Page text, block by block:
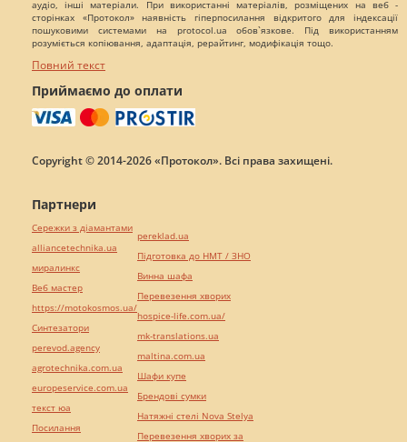
аудіо, інші матеріали. При використанні матеріалів, розміщених на веб -
сторінках «Протокол» наявність гіперпосилання відкритого для індексації
пошуковими системами на protocol.ua обов`язкове. Під використанням
розуміється копіювання, адаптація, рерайтинг, модифікація тощо.
Повний текст
Приймаємо до оплати
Copyright © 2014-2026 «Протокол». Всі права захищені.
Партнери
Сережки з діамантами
alliancetechnika.ua
миралинкс
Веб мастер
https://motokosmos.ua/
Синтезатори
perevod.agency
agrotechnika.com.ua
europeservice.com.ua
текст юа
Посилання
pereklad.ua
Підготовка до НМТ / ЗНО
Винна шафа
Перевезення хворих
hospice-life.com.ua/
mk-translations.ua
maltina.com.ua
Шафи купе
Брендові сумки
Натяжні стелі Nova Stelya
Перевезення хворих за